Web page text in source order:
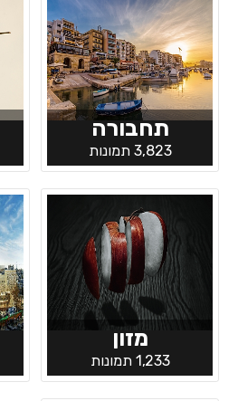
תחבורה
3,823 תמונות
מזון
1,233 תמונות